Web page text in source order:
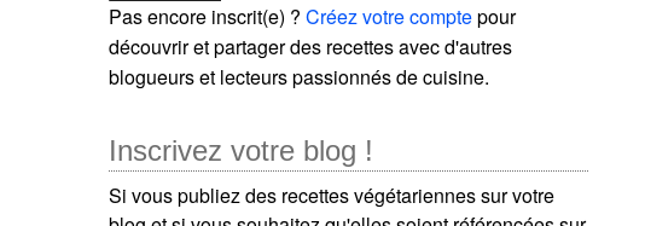
Pas encore inscrit(e) ?Créez votre comptepour
découvrir et partager des recettes avec d'autres
blogueurs et lecteurs passionnés de cuisine.
Inscrivez votre blog !
Si vous publiez des recettes végétariennes sur votre